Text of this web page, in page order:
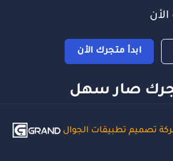
ابدأ متجرك الأن
صار سهل
تصميم تطبيقات الجوال